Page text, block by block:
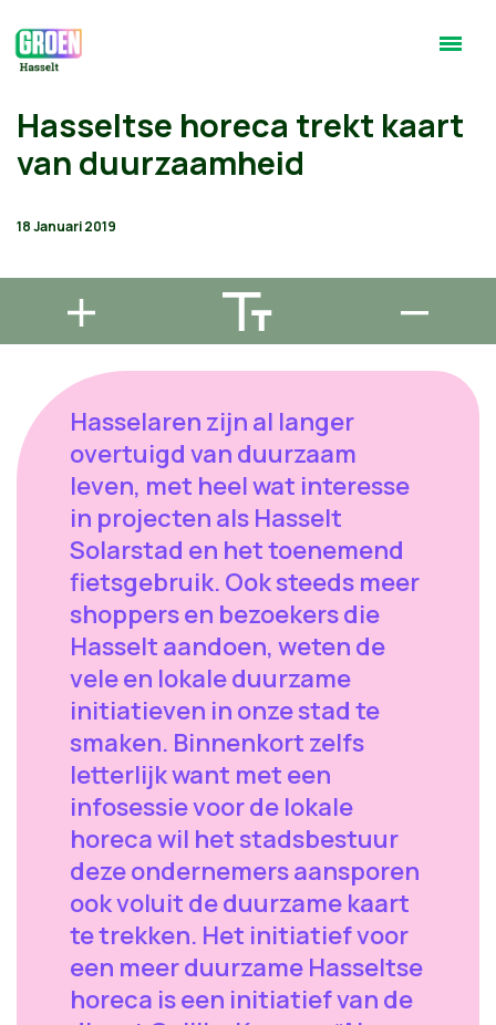
Hasseltse horeca trekt kaart
van duurzaamheid
18 Januari 2019
Hasselaren zijn al langer
overtuigd van duurzaam
leven, met heel wat interesse
in projecten als Hasselt
Solarstad en het toenemend
fietsgebruik. Ook steeds meer
shoppers en bezoekers die
Hasselt aandoen, weten de
vele en lokale duurzame
initiatieven in onze stad te
smaken. Binnenkort zelfs
letterlijk want met een
infosessie voor de lokale
horeca wil het stadsbestuur
deze ondernemers aansporen
ook voluit de duurzame kaart
te trekken. Het initiatief voor
een meer duurzame Hasseltse
horeca is een initiatief van de